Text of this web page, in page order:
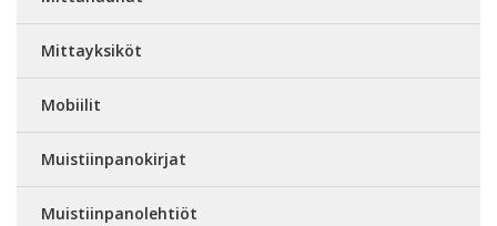
Mittayksiköt
Mobiilit
Muistiinpanokirjat
Muistiinpanolehtiöt